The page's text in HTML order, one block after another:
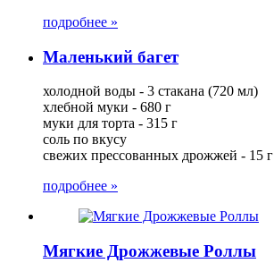
подробнее »
Маленький багет
холодной воды - 3 стакана (720 мл)
хлебной муки - 680 г
муки для торта - 315 г
соль по вкусу
свежих прессованных дрожжей - 15 г
подробнее »
Мягкие Дрожжевые Роллы